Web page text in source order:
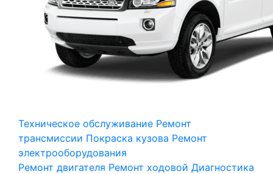
Техническое обслуживание Ремонт
трансмиссии Покраска кузова Ремонт
электрооборудования
Ремонт двигателя Ремонт ходовой Диагностика